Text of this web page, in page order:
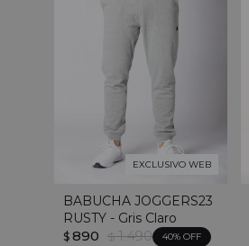
EXCLUSIVO WEB
BABUCHA JOGGERS23
RUSTY - Gris Claro
$ 890 $ 1.490 40